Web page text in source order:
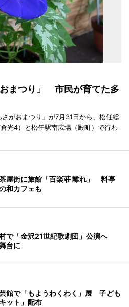
まつり」 市民が育てた多
がおまつり」が7月31日から、松任総
光4）と松任駅南広場（殿町）で行わ
屋街に旅館「百楽荘 離れ」 料亭
和カフェも
で「金沢21世紀歌劇団」公演へ
台に
館で「もようわくわく」展 子ども
ット」配布